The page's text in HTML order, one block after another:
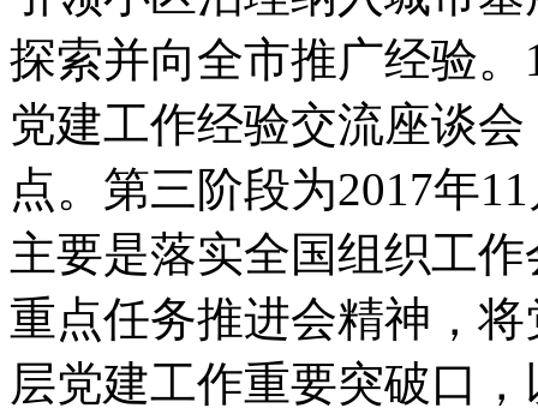
探索并向全市推广经验
党建工作经验交流座谈
点。第三阶段为2017年
主要是落实全国组织工
重点任务推进会精神，
层党建工作重要突破口